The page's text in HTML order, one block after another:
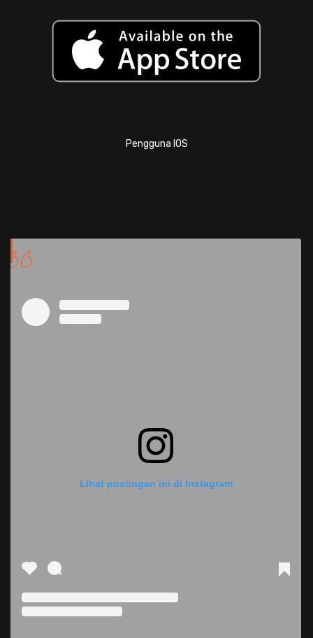
Pengguna IOS
Lihat postingan ini di Instagram